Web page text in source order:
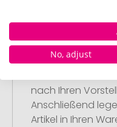
Wählen Sie Ihre
nach Ihren
Anschließend
Artikel in Ihren
No, adjust